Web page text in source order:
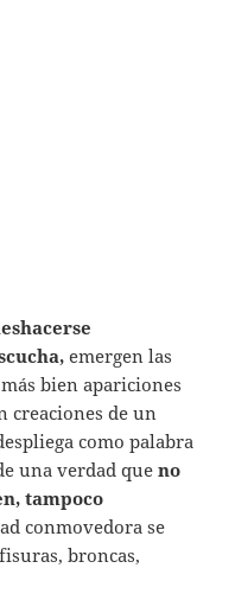
emergen las
bien apariciones
creaciones de un
como palabra
una verdad queno
tampoco
conmovedora se
broncas,